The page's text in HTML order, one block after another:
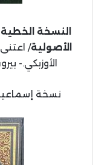
النسخة
الأصولية/
الأوزبكي.- بيروت:
نسخة إسماعيل